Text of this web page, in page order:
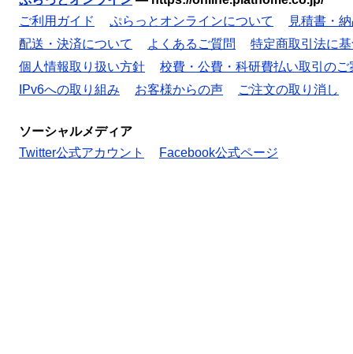
ご利用ガイド
ぷらっとオンラインについて
見積書・
配送・決済について
よくあるご質問
特定商取引法に
個人情報取り扱い方針
校費・公費・科研費払い取引のご
IPv6への取り組み
お客様からの声 ご注文の取り消し
ソーシャルメディア
Twitter公式アカウント
Facebook公式ページ